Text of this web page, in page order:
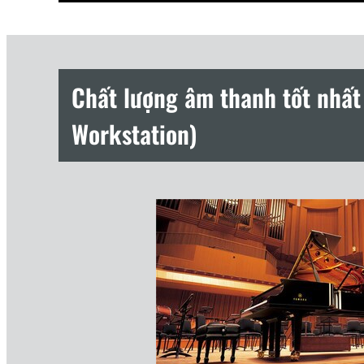
Chất lượng âm thanh tốt
Workstation)